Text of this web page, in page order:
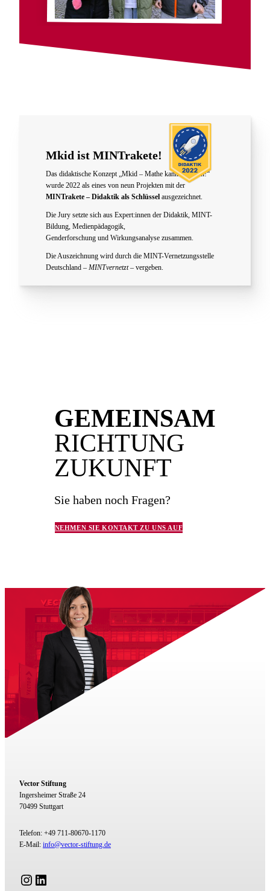
Mkid ist MINTrakete!
Das didaktische Konzept „Mkid – Mathe kann ich doch!“
wurde 2022 als eines von neun Projekten mit der
MINTrakete – Didaktik als Schlüssel ausgezeichnet.
Die Jury setzte sich aus Expert:innen der Didaktik, MINT-
Bildung, Medienpädagogik,
Genderforschung und Wirkungsanalyse zusammen.
Die Auszeichnung wird durch die MINT-Vernetzungsstelle
Deutschland – MINTvernetzt– vergeben.
GEMEINSAM
RICHTUNG
ZUKUNFT
Sie haben noch Fragen?
NEHMEN SIE KONTAKT ZU UNS AUF
Vector Stiftung
Ingersheimer Straße 24
70499 Stuttgart
Telefon: +49 711-80670-1170
E-Mail: info@vector-stiftung.de
Instagram
LinkedIn